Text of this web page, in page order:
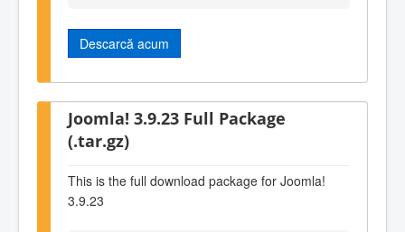
Descarcă acum
Joomla! 3.9.23 Full Package
(.tar.gz)
This is the full download package for Joomla!
3.9.23